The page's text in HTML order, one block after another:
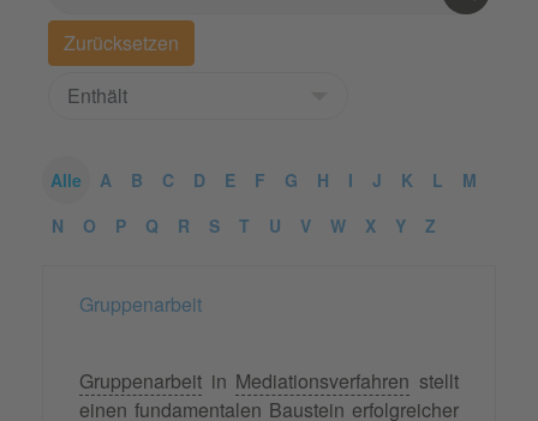
Alle A B C D E F G H I J K L
M
N
O P Q R S T U V W X Y Z
Gruppenarbeit
Gruppenarbeit in Mediationsverfahren stellt
einen fundamentalen Baustein erfolgreicher